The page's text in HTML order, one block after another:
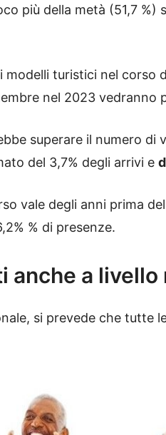
più della metà (51,7 %)
modelli turistici nel corso
nel 2023 vedranno
superare il numero di
del 3,7% degli arrivi e
vale degli anni prima
% di presenze.
anche a livello
si prevede che tutte